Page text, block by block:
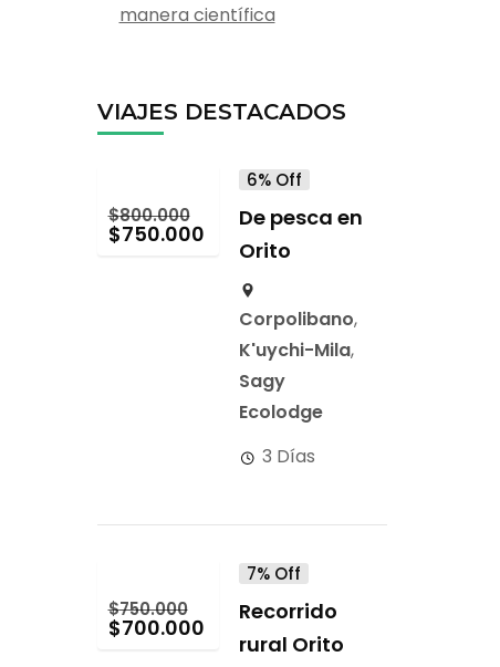
manera científica
VIAJES DESTACADOS
$800.000
$750.000
6% Off
De pesca en
Orito
Corpolibano,
K'uychi-Mila,
Sagy
Ecolodge
3 Días
$750.000
$700.000
7% Off
Recorrido
rural Orito